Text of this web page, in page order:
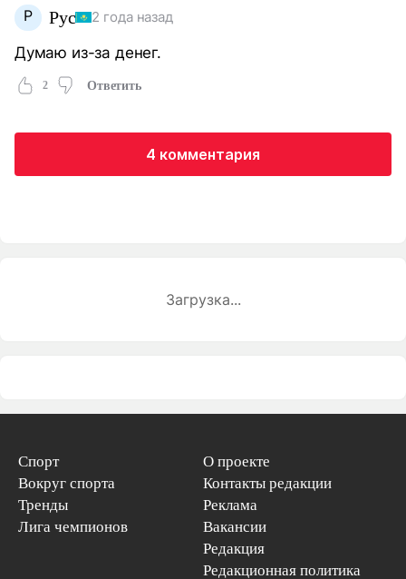
Р Рус 2 года назад
Думаю из-за денег.
2 Ответить
4 комментария
Загрузка...
Спорт
Вокруг спорта
Тренды
Лига чемпионов
О проекте
Контакты редакции
Реклама
Вакансии
Редакция
Редакционная политика